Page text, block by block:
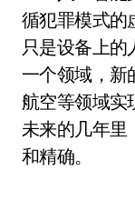
循犯罪模式的
只是设备上的
一个领域，新
航空等领域实
未来的几年里
和精确。